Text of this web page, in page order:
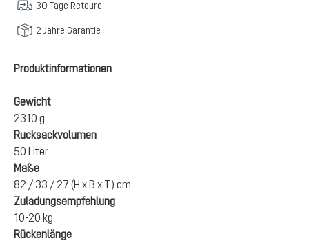
30 Tage Retoure
2 Jahre Garantie
Produktinformationen
Gewicht
2310 g
Rucksackvolumen
50 Liter
Maße
82 / 33 / 27 (H x B x T) cm
Zuladungsempfehlung
10-20 kg
Rückenlänge